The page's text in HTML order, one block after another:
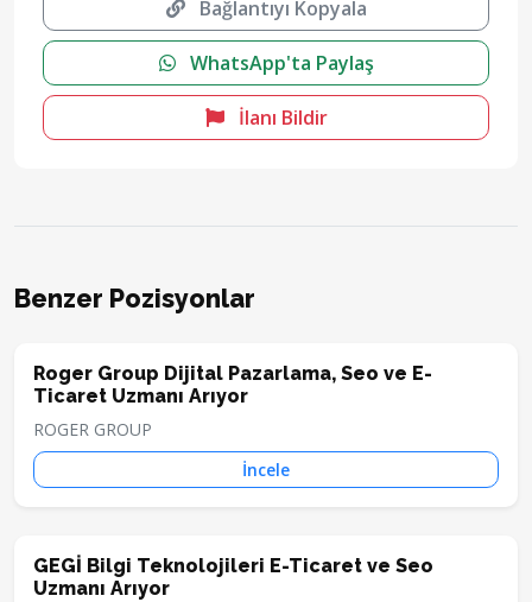
Bağlantıyı Kopyala
WhatsApp'ta Paylaş
İlanı Bildir
Benzer Pozisyonlar
Roger Group Dijital Pazarlama, Seo ve E-
Ticaret Uzmanı Arıyor
ROGER GROUP
İncele
GEGİ Bilgi Teknolojileri E-Ticaret ve Seo
Uzmanı Arıyor